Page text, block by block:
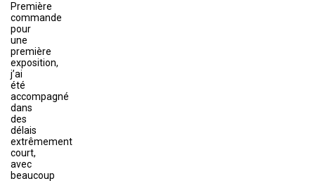
Première
commande
pour
une
première
exposition,
j’ai
été
accompagné
dans
des
délais
extrêmement
court,
avec
beaucoup